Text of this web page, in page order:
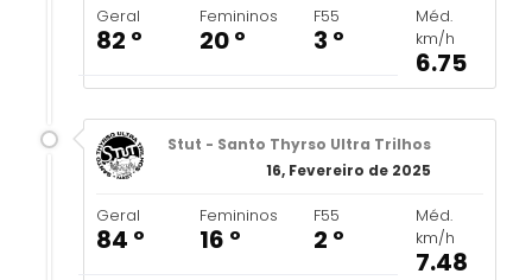
Geral
82 º
Femininos
20 º
F55
3 º
Méd.
km/h
6.75
Stut - Santo Thyrso Ultra Trilhos
16, Fevereiro de 2025
Geral
84 º
Femininos
16 º
F55
2 º
Méd.
km/h
7.48